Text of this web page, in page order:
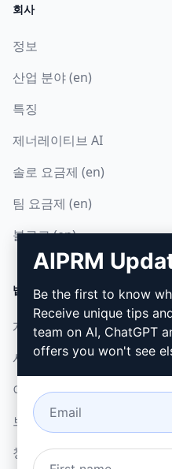
회사
정보
산업 분야 (en)
특징
제너레이티브 AI
솔로 요금제 (en)
팀 요금제 (en)
블로그 (en)
법률
개인정보 보호정책 (en)
사용 제한 정책 (en)
이용 약관 (en)
브라우저 확장 약관 (en)
청구 약관 (en)
AIPRM
Be the first to know
Receive unique tips
team on AI, ChatGPT
offers you won't see